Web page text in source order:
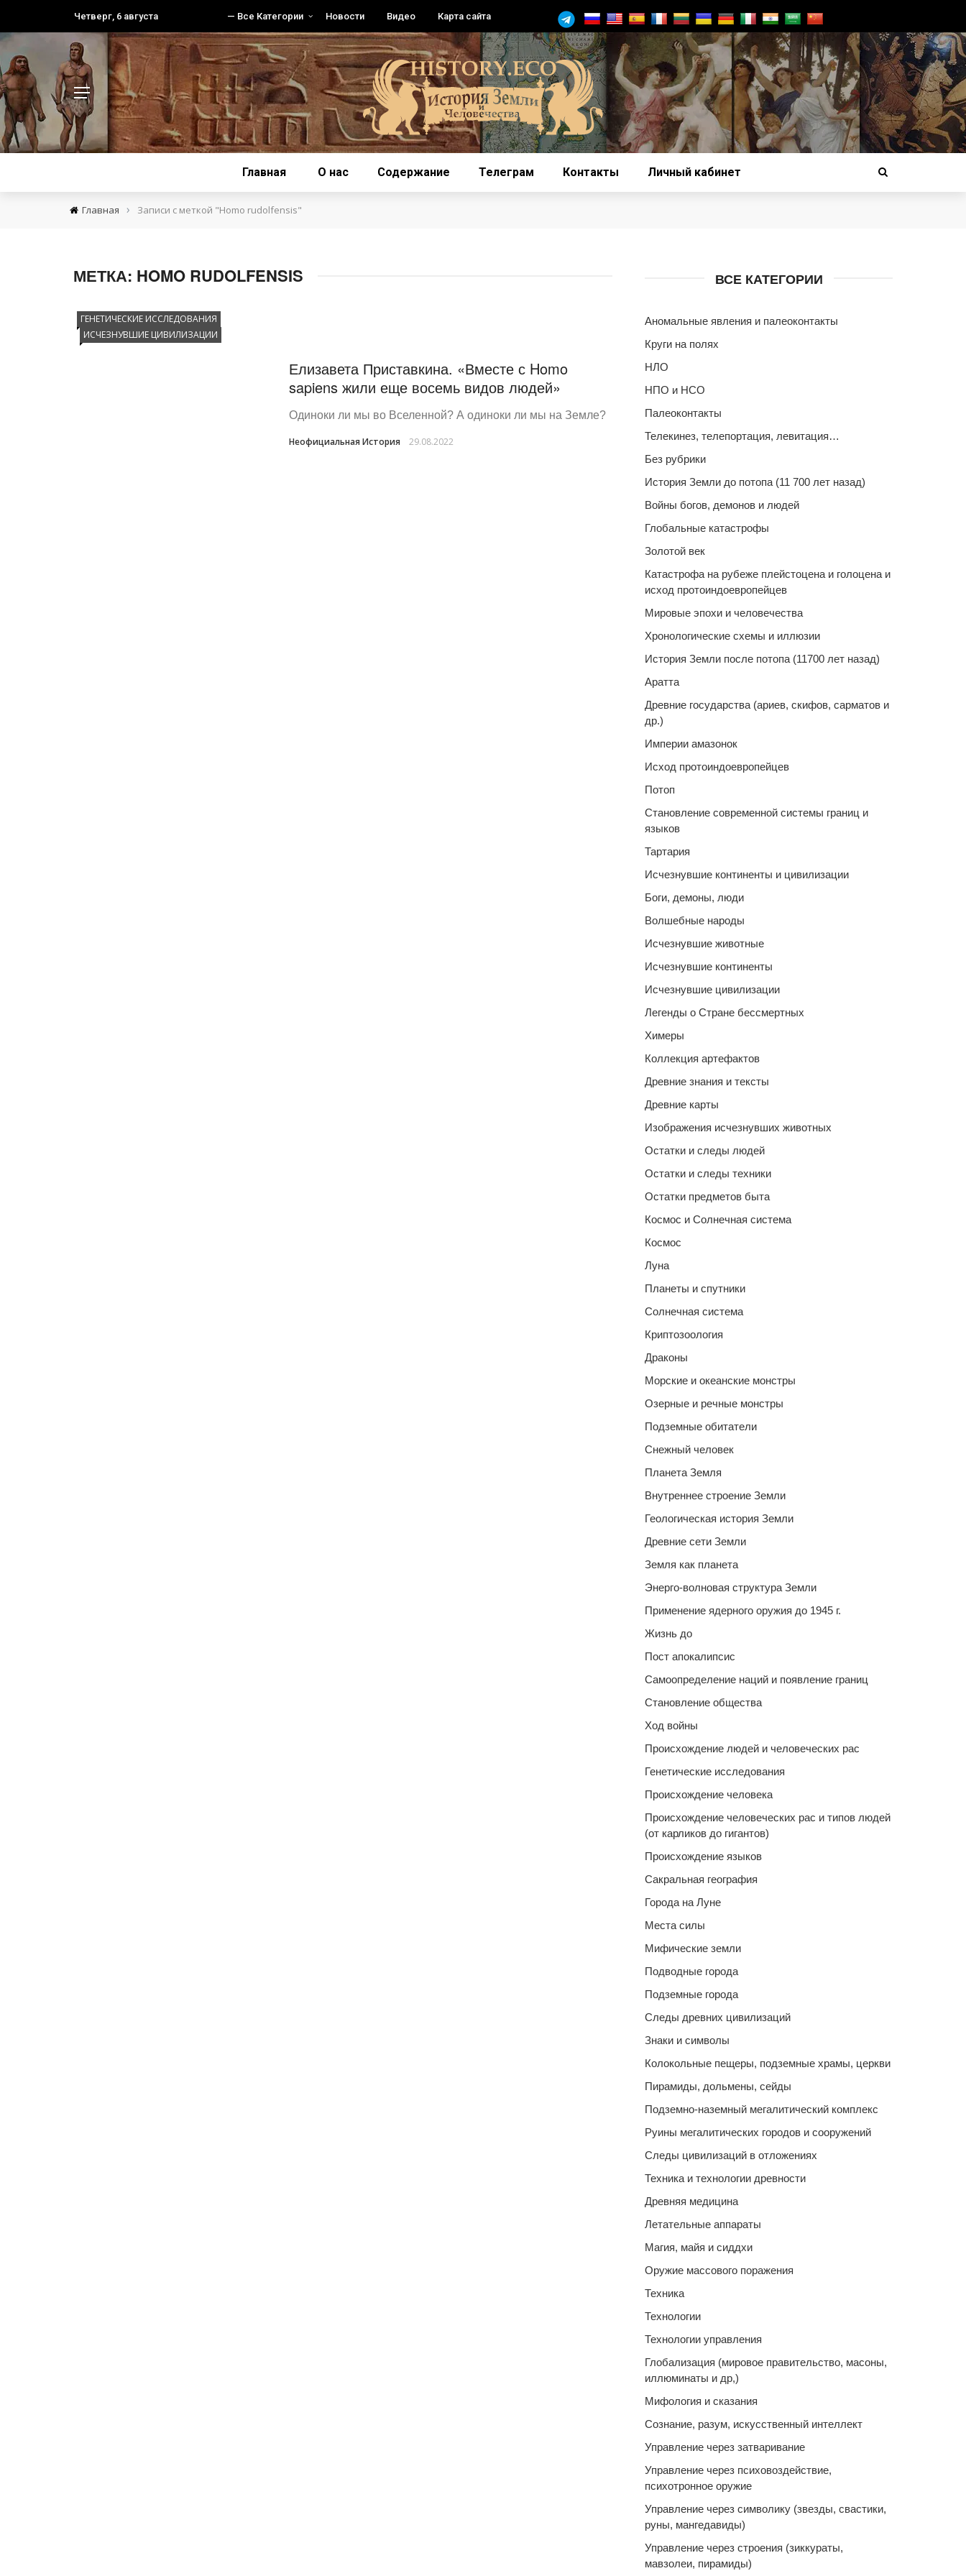
Четверг, 6 августа — Все Категории Новости Видео Карта сайта
Главная О нас Содержание Телеграм Контакты Личный кабинет
Главная › Записи с меткой "Homo rudolfensis"
МЕТКА: HOMO RUDOLFENSIS
ГЕНЕТИЧЕСКИЕ ИССЛЕДОВАНИЯ
ИСЧЕЗНУВШИЕ ЦИВИЛИЗАЦИИ
Елизавета Приставкина. «Вместе с Homo
sapiens жили еще восемь видов людей»
Одиноки ли мы во Вселенной? А одиноки ли мы на Земле?
Неофициальная История 29.08.2022
ВСЕ КАТЕГОРИИ
Аномальные явления и палеоконтакты
Круги на полях
НЛО
НПО и НСО
Палеоконтакты
Телекинез, телепортация, левитация…
Без рубрики
История Земли до потопа (11 700 лет назад)
Войны богов, демонов и людей
Глобальные катастрофы
Золотой век
Катастрофа на рубеже плейстоцена и голоцена и
исход протоиндоевропейцев
Мировые эпохи и человечества
Хронологические схемы и иллюзии
История Земли после потопа (11700 лет назад)
Аратта
Древние государства (ариев, скифов, сарматов и
др.)
Империи амазонок
Исход протоиндоевропейцев
Потоп
Становление современной системы границ и
языков
Тартария
Исчезнувшие континенты и цивилизации
Боги, демоны, люди
Волшебные народы
Исчезнувшие животные
Исчезнувшие континенты
Исчезнувшие цивилизации
Легенды о Стране бессмертных
Химеры
Коллекция артефактов
Древние знания и тексты
Древние карты
Изображения исчезнувших животных
Остатки и следы людей
Остатки и следы техники
Остатки предметов быта
Космос и Солнечная система
Космос
Луна
Планеты и спутники
Солнечная система
Криптозоология
Драконы
Морские и океанские монстры
Озерные и речные монстры
Подземные обитатели
Снежный человек
Планета Земля
Внутреннее строение Земли
Геологическая история Земли
Древние сети Земли
Земля как планета
Энерго-волновая структура Земли
Применение ядерного оружия до 1945 г.
Жизнь до
Пост апокалипсис
Самоопределение наций и появление границ
Становление общества
Ход войны
Происхождение людей и человеческих рас
Генетические исследования
Происхождение человека
Происхождение человеческих рас и типов людей
(от карликов до гигантов)
Происхождение языков
Сакральная география
Города на Луне
Места силы
Мифические земли
Подводные города
Подземные города
Следы древних цивилизаций
Знаки и символы
Колокольные пещеры, подземные храмы, церкви
Пирамиды, дольмены, сейды
Подземно-наземный мегалитический комплекс
Руины мегалитических городов и сооружений
Следы цивилизаций в отложениях
Техника и технологии древности
Древняя медицина
Летательные аппараты
Магия, майя и сиддхи
Оружие массового поражения
Техника
Технологии
Технологии управления
Глобализация (мировое правительство, масоны,
иллюминаты и др,)
Мифология и сказания
Сознание, разум, искусственный интеллект
Управление через затваривание
Управление через психовоздействие,
психотронное оружие
Управление через символику (звезды, свастики,
руны, мангедавиды)
Управление через строения (зиккураты,
мавзолеи, пирамиды)